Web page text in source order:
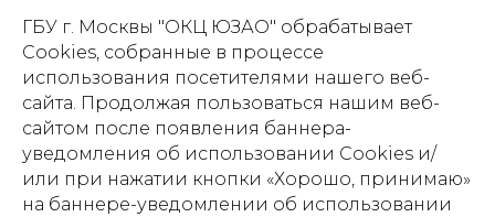
ГБУ г. Москвы "ОКЦ ЮЗАО" обрабатывает
Cookies, собранные в процессе
использования посетителями нашего веб-
сайта. Продолжая пользоваться нашим веб-
сайтом после появления баннера-
уведомления об использовании Cookies и/
или при нажатии кнопки «Хорошо, принимаю»
на баннере-уведомлении об использовании